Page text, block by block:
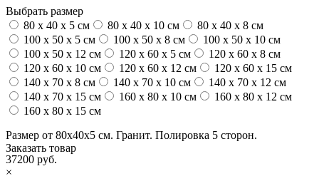
Выбрать размер
80 x 40 x 5 см
80 x 40 x 10 см
80 x 40 x 8 см
100 x 50 x 5 см
100 х 50 х 8 см
100 x 50 x 10 см
100 x 50 x 12 см
120 x 60 x 5 см
120 x 60 x 8 см
120 x 60 x 10 см
120 x 60 x 12 см
120 x 60 x 15 см
140 x 70 x 8 см
140 x 70 x 10 см
140 x 70 x 12 см
140 x 70 x 15 см
160 x 80 x 10 см
160 x 80 x 12 см
160 x 80 x 15 см
Размер от 80х40х5 см. Гранит. Полировка 5 сторон.
37200 руб.
Заказать товар
×